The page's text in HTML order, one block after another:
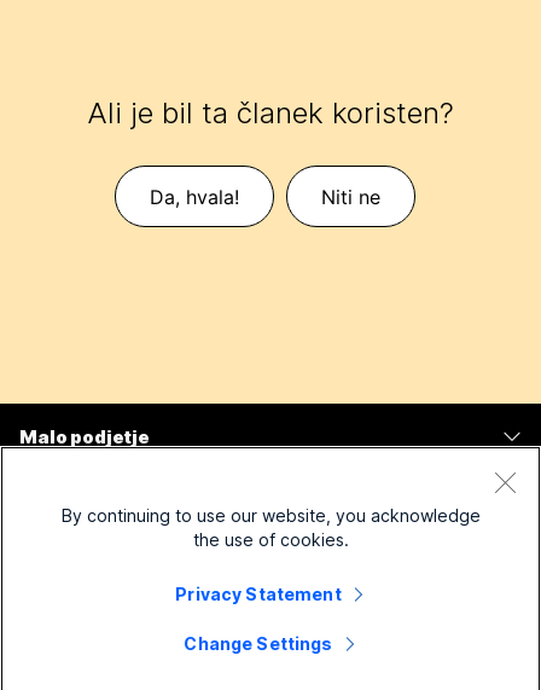
Ali je bil ta članek koristen?
Da, hvala! Niti ne
Malo podjetje
Aplikacija Webex
Podjetje
Webex Suite
Calling
Meetings
By continuing to use our website, you acknowledge
the use of cookies.
Privacy Statement
Change Settings